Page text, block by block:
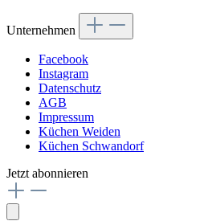
Unternehmen
Facebook
Instagram
Datenschutz
AGB
Impressum
Küchen Weiden
Küchen Schwandorf
Jetzt abonnieren